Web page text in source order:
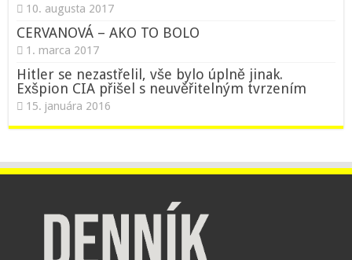
10. augusta 2017
CERVANOVÁ – AKO TO BOLO
1. marca 2017
Hitler se nezastřelil, vše bylo úplně jinak.
Exšpion CIA přišel s neuvěřitelným tvrzením
15. januára 2016